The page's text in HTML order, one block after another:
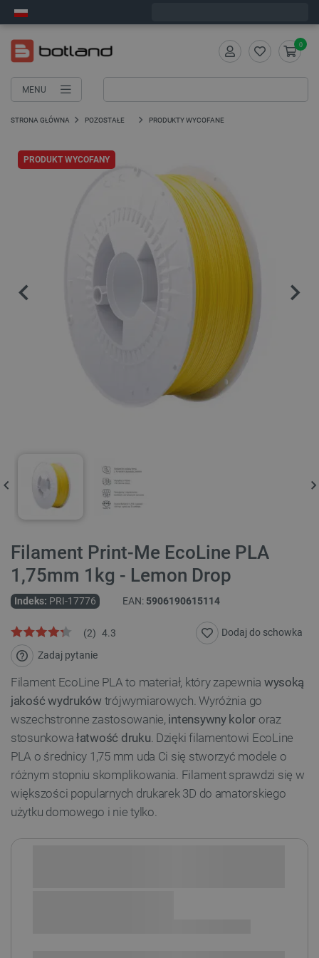
MENU
0
STRONA GŁÓWNA POZOSTAŁE PRODUKTY WYCOFANE
PRODUKT WYCOFANY
Filament Print-Me EcoLine PLA
1,75mm 1kg - Lemon Drop
Indeks: PRI-17776 EAN: 5906190615114
4.3
(2)
Zadaj pytanie
Dodaj do schowka
Filament EcoLine PLA to materiał, który zapewnia wysoką
jakość wydruków trójwymiarowych. Wyróżnia go
wszechstronne zastosowanie, intensywny kolor oraz
stosunkowałatwość druku. Dzięki filamentowi EcoLine
PLA o średnicy 1,75 mm uda Ci się stworzyć modele o
różnym stopniu skomplikowania. Filament sprawdzi się w
większości popularnych drukarek 3D do amatorskiego
użytku domowego i nie tylko.